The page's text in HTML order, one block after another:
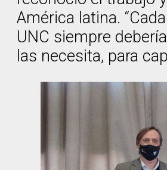
América latina.
UNC siempre
las necesita, para